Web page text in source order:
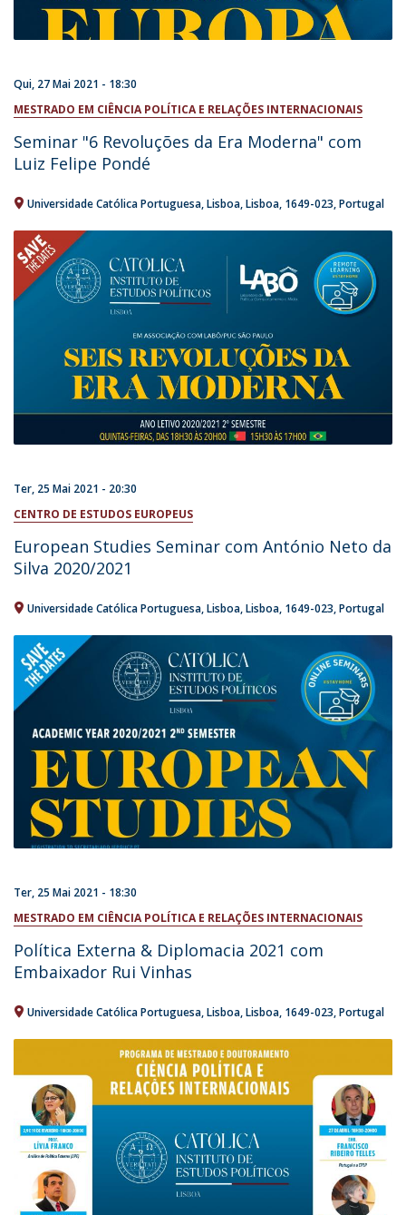
Qui, 27 Mai 2021 - 18:30
MESTRADO EM CIÊNCIA POLÍTICA E RELAÇÕES INTERNACIONAIS
Seminar "6 Revoluções da Era Moderna" com
Luiz Felipe Pondé
Universidade Católica Portuguesa Lisboa Lisboa 1649-023 Portugal
Ter, 25 Mai 2021 - 20:30
CENTRO DE ESTUDOS EUROPEUS
European Studies Seminar com António Neto da
Silva 2020/2021
Universidade Católica Portuguesa Lisboa Lisboa 1649-023 Portugal
Ter, 25 Mai 2021 - 18:30
MESTRADO EM CIÊNCIA POLÍTICA E RELAÇÕES INTERNACIONAIS
Política Externa & Diplomacia 2021 com
Embaixador Rui Vinhas
Universidade Católica Portuguesa Lisboa Lisboa 1649-023 Portugal